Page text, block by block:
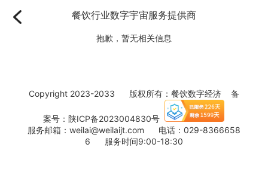
餐饮行业数字宇宙服务提供商
抱歉，暂无相关信息
Copyright 2023-2033 版权所有：餐饮数字经济 备
案号：陕ICP备2023004830号
服务邮箱：weilai@weilaijt.com 电话：029-8366658
6 服务时间9:00-18:30